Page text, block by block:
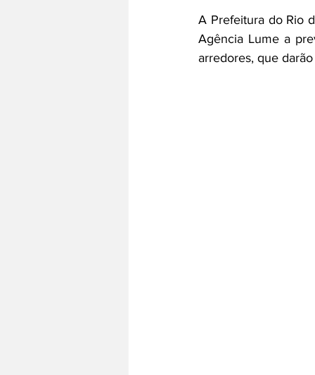
A Prefeitura do Rio
Agência Lume a
arredores, que